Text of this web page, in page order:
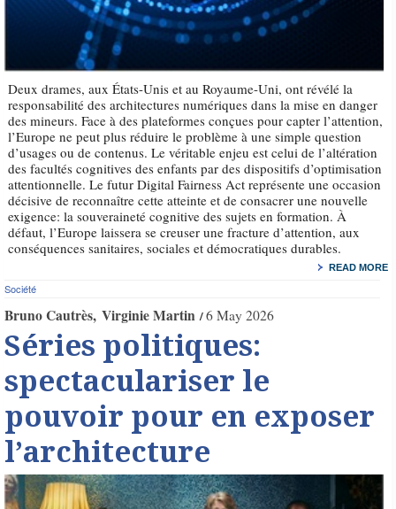
Deux drames, aux États-Unis et au Royaume-Uni, ont révélé la
responsabilité des architectures numériques dans la mise en danger
des mineurs. Face à des plateformes conçues pour capter l’attention,
l’Europe ne peut plus réduire le problème à une simple question
d’usages ou de contenus. Le véritable enjeu est celui de l’altération
des facultés cognitives des enfants par des dispositifs d’optimisation
attentionnelle. Le futur Digital Fairness Act représente une occasion
décisive de reconnaître cette atteinte et de consacrer une nouvelle
exigence: la souveraineté cognitive des sujets en formation. À
défaut, l’Europe laissera se creuser une fracture d’attention, aux
conséquences sanitaires, sociales et démocratiques durables.
READ MORE
Société
Bruno Cautrès Virginie Martin 6 May 2026
Séries politiques:
spectaculariser le
pouvoir pour en exposer
l’architecture